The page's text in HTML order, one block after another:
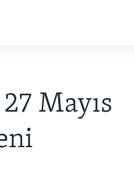
Mayıs